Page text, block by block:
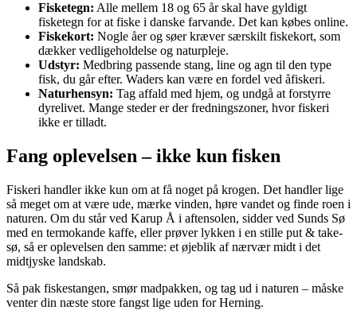
Fisketegn: Alle mellem 18 og 65 år skal have gyldigt
fisketegn for at fiske i danske farvande. Det kan købes online.
Fiskekort: Nogle åer og søer kræver særskilt fiskekort, som
dækker vedligeholdelse og naturpleje.
Udstyr: Medbring passende stang, line og agn til den type
fisk, du går efter. Waders kan være en fordel ved åfiskeri.
Naturhensyn: Tag affald med hjem, og undgå at forstyrre
dyrelivet. Mange steder er der fredningszoner, hvor fiskeri
ikke er tilladt.
Fang oplevelsen – ikke kun fisken
Fiskeri handler ikke kun om at få noget på krogen. Det handler lige
så meget om at være ude, mærke vinden, høre vandet og finde roen i
naturen. Om du står ved Karup Å i aftensolen, sidder ved Sunds Sø
med en termokande kaffe, eller prøver lykken i en stille put & take-
sø, så er oplevelsen den samme: et øjeblik af nærvær midt i det
midtjyske landskab.
Så pak fiskestangen, smør madpakken, og tag ud i naturen – måske
venter din næste store fangst lige uden for Herning.